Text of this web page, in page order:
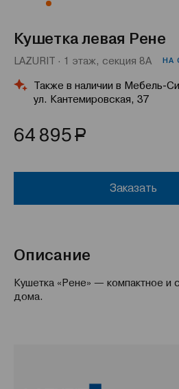
Кушетка левая Рене
LAZURIT · 1 этаж, секция 8А НА
Также в наличии в Мебель-
ул. Кантемировская, 37
64 895Р
Заказать
Описание
Кушетка «Рене» — компактное и
дома.